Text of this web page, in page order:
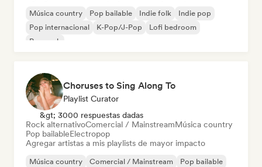
Música country Pop bailable Indie folk
Indie pop
Pop internacional
K-Pop/J-Pop
Lofi bedroom
Pop rock
Choruses to Sing Along To
Playlist Curator
&gt; 3000 respuestas dadas
Rock alternativoComercial / MainstreamMúsica country
Pop bailableElectropop
Agregar artistas a mis playlists de mayor impacto
Música country Comercial / Mainstream
Pop bailable